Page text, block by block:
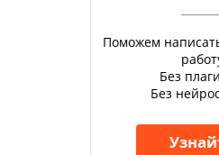
Поможем
Без
Без